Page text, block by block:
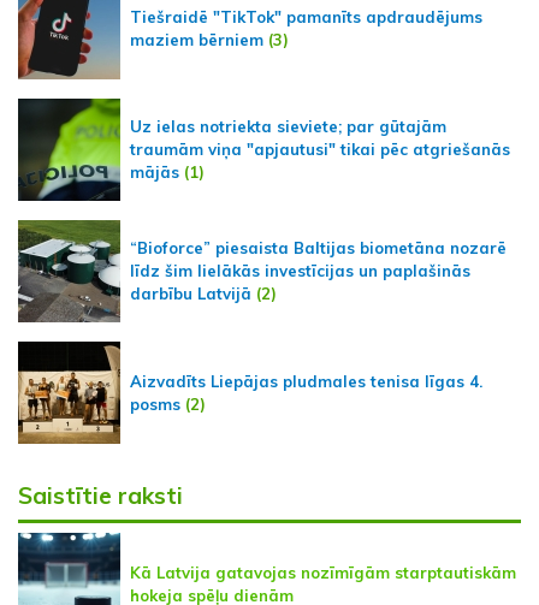
Tiešraidē "TikTok" pamanīts apdraudējums
maziem bērniem (3)
Uz ielas notriekta sieviete; par gūtajām
traumām viņa "apjautusi" tikai pēc atgriešanās
mājās (1)
“Bioforce” piesaista Baltijas biometāna nozarē
līdz šim lielākās investīcijas un paplašinās
darbību Latvijā (2)
Aizvadīts Liepājas pludmales tenisa līgas 4.
posms (2)
Saistītie raksti
Kā Latvija gatavojas nozīmīgām starptautiskām
hokeja spēļu dienām